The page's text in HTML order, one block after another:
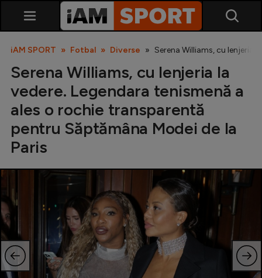
Liga 2
Cupa României
Echipa Națională
U21
Fotbal feminin
iAM SPORT Fotbal Diverse Serena Williams, cu lenjeria
Serena Williams, cu lenjeria la
vedere. Legendara tenismenă a
ales o rochie transparentă
pentru Săptămâna Modei de la
Paris